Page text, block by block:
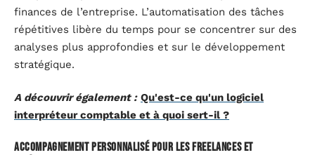
finances de l’entreprise. L’automatisation des tâches
répétitives libère du temps pour se concentrer sur des
analyses plus approfondies et sur le développement
stratégique.
A découvrir également : Qu'est-ce qu'un logiciel
interpréteur comptable et à quoi sert-il ?
Accompagnement personnalisé pour les freelances et